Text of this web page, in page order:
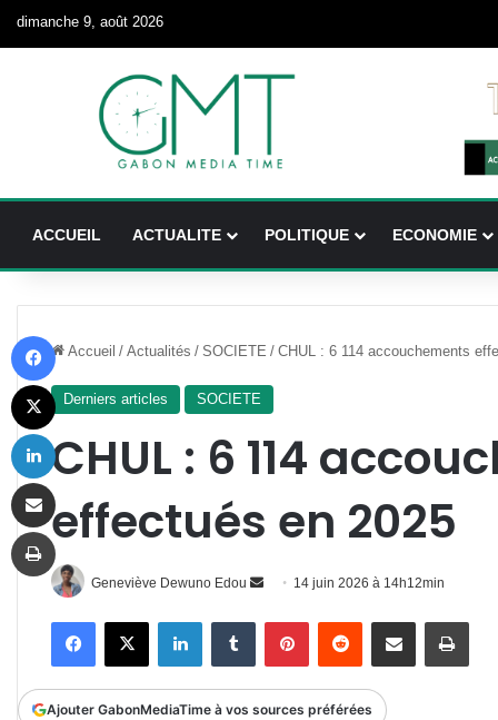
dimanche 9, août 2026
ACCUEIL ACTUALITE POLITIQUE ECONOMIE
Accueil / Actualités / SOCIETE / CHUL : 6 114 accouchements
Derniers articles SOCIETE
CHUL : 6 114
effectués en 2025
Geneviève Dewuno Edou
Envoyer
courriel
14 juin 2026 à 14h12min
FacebookX LinkedinTumblr PinterestReddit Partager par email
Ajouter GabonMediaTime à vos sources préférées
X
Imprimer